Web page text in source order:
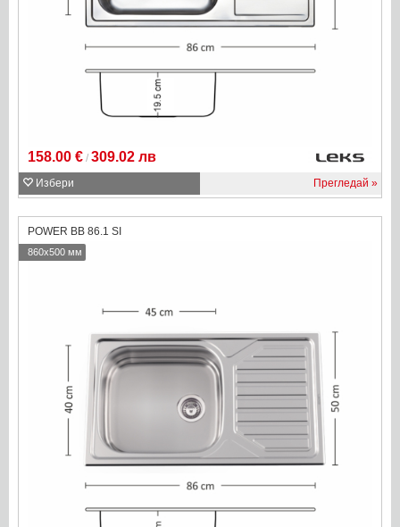
158.00 € / 309.02 лв
Избери Прегледай
POWER BB 86.1 SI
860x500 мм